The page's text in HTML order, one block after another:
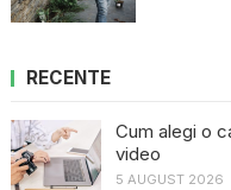
RECENTE
Cum alegi o
video
5 AUGUST 2026